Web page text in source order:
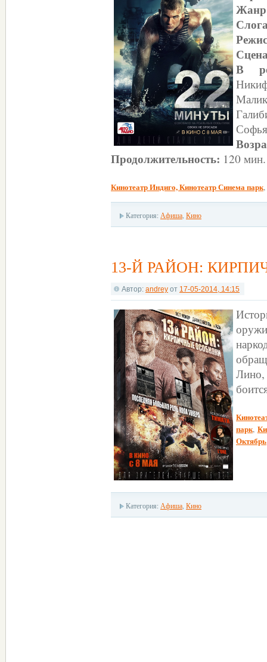
В
Продолжительность: 120 мин.
Кинотеатр Индиго, Кинотеатр Синема парк,
Категория: Афиша, Кино
13-Й РАЙОН:
Автор: andrey от 17-05-2014, 14:15
парк,
Октябрь
Категория: Афиша, Кино